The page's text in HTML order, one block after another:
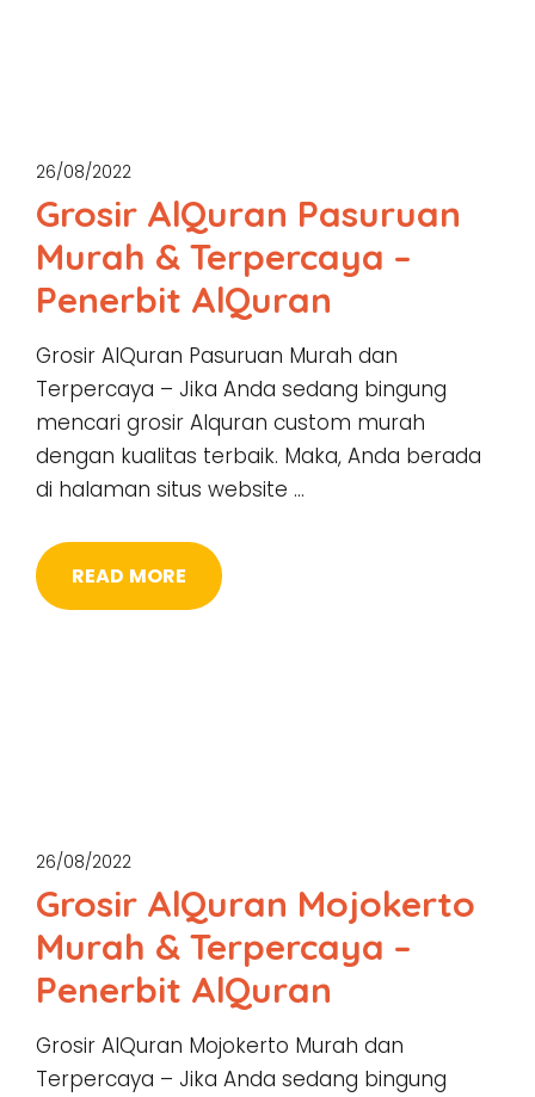
26/08/2022
Grosir AlQuran Pasuruan
Murah & Terpercaya –
Penerbit AlQuran
Grosir AlQuran Pasuruan Murah dan
Terpercaya – Jika Anda sedang bingung
mencari grosir Alquran custom murah
dengan kualitas terbaik. Maka, Anda berada
di halaman situs website …
READ MORE
26/08/2022
Grosir AlQuran Mojokerto
Murah & Terpercaya –
Penerbit AlQuran
Grosir AlQuran Mojokerto Murah dan
Terpercaya – Jika Anda sedang bingung